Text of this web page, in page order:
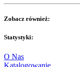
Zobacz również:
Statystyki:
O Nas
Katalogowanie